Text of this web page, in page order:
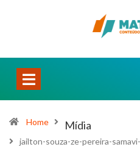
Home Mídia
jailton-souza-ze-pereira-